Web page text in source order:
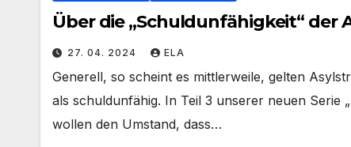
Über die „Schuldunfähigkeit“ der
27. 04. 2024 ELA
Generell, so scheint es mittlerweile, gelten
als schuldunfähig. In Teil 3 unserer neuen Serie
wollen den Umstand, dass…